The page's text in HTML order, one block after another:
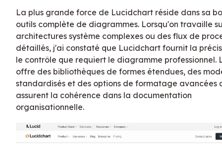
La plus grande force de Lucidchart réside dans sa
outils complète de diagrammes. Lorsqu'on travaille
architectures système complexes ou des flux de
détaillés, j'ai constaté que Lucidchart fournit la
le contrôle que requiert le diagramme professionnel.
offre des bibliothèques de formes étendues, des
standardisés et des options de formatage avancées
assurent la cohérence dans la documentation
organisationnelle.